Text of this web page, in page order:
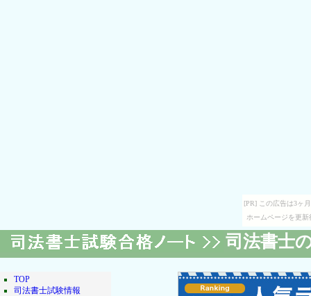
[PR] この広告は3ヶ
ホームページを更
司法書士
TOP
司法書士試験情報